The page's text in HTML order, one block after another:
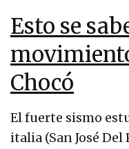
Esto se
Chocó
El fuerte sismo
italia (San José Del